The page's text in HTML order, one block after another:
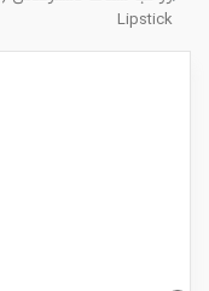
Lipstick